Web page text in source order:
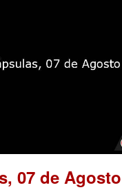
07 de Agosto